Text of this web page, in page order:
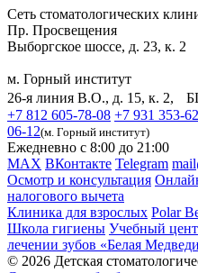
Сеть стоматологических
Пр. Просвещения
Выборгское шоссе, д. 23, к. 2
м. Горный институт
26-я линия В.О., д. 15, к. 2,
+7 812 605-78-08 +7 931 353-
06-12(м. Горный институт)
Ежедневно с 8:00 до 21:00
MAX ВКонтакте Telegram
Осмотр и консультация
налогового вычета
Клиника для взрослых Polar
Школа гигиены Учебный
лечении зубов «Белая
© 2026 Детская